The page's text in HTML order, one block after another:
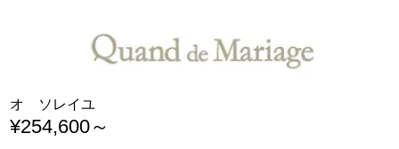
オ ソレイユ
¥254,600～